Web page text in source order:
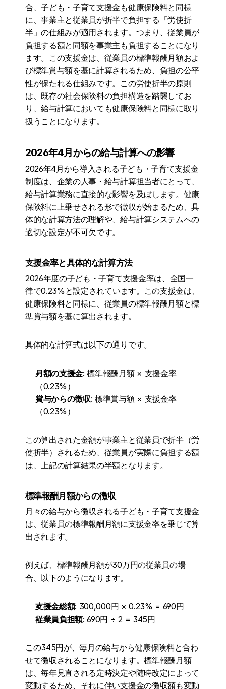
合、子ども・子育て支援金も健康保険料と同様
に、事業主と従業員が折半で負担する「労使折
半」の仕組みが適用されます。つまり、従業員が
負担する額と同額を事業主も負担することになり
ます。この支援金は、従業員の標準報酬月額およ
び標準賞与額を基に計算されるため、負担の公平
性が保たれる仕組みです。この労使折半の原則
は、既存の社会保険料の負担構造を踏襲してお
り、給与計算においても健康保険料と同様に取り
扱うことになります。
2026年4月からの給与計算への影響
2026年4月から導入される子ども・子育て支援金
制度は、企業の人事・給与計算担当者にとって、
給与計算業務に直接的な影響を及ぼします。健康
保険料に上乗せされる形で徴収が始まるため、具
体的な計算方法の理解や、給与計算システムへの
適切な設定が不可欠です。
支援金率と具体的な計算方法
2026年度の子ども・子育て支援金率は、全国一
律で0.23%と設定されています。この支援金は、
健康保険料と同様に、従業員の標準報酬月額と標
準賞与額を基に算出されます。
具体的な計算式は以下の通りです。
月額の支援金: 標準報酬月額 × 支援金率
（0.23%）
賞与からの徴収: 標準賞与額 × 支援金率
（0.23%）
この算出された金額が事業主と従業員で折半（労
使折半）されるため、従業員が実際に負担する額
は、上記の計算結果の半額となります。
標準報酬月額からの徴収
月々の給与から徴収される子ども・子育て支援金
は、従業員の標準報酬月額に支援金率を乗じて算
出されます。
例えば、標準報酬月額が30万円の従業員の場
合、以下のようになります。
支援金総額: 300,000円 × 0.23% = 690円
従業員負担額: 690円 ÷ 2 = 345円
この345円が、毎月の給与から健康保険料と合わ
せて徴収されることになります。標準報酬月額
は、毎年見直される定時決定や随時改定によって
変動するため、それに伴い支援金の徴収額も変動